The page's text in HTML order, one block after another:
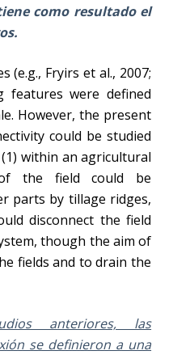
como resultado el
(e.g., Fryirs et al., 2007;
features were defined
However, the present
could be studied
within an agricultural
the field could be
parts by tillage ridges,
disconnect the field
though the aim of
fields and to drain the
anteriores, las
se definieron a una